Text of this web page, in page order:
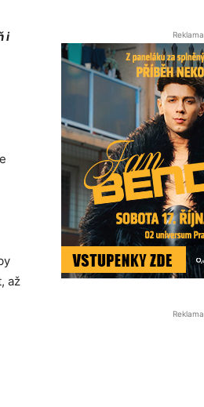
i
až
Reklama
Reklama